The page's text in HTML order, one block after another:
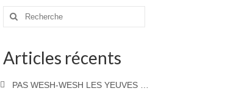
Rechercher
Articles récents
PAS WESH-WESH LES YEUVES …